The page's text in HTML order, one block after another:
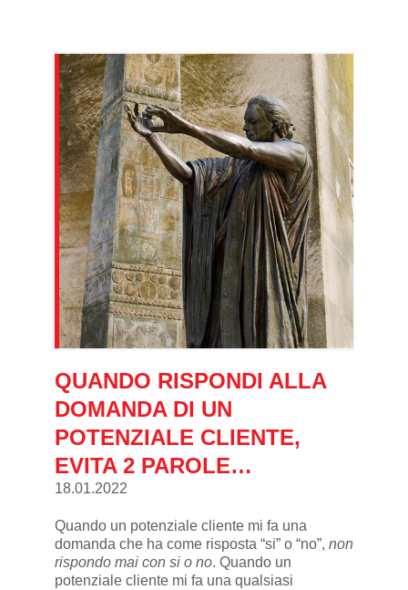
QUANDO RISPONDI ALLA
DOMANDA DI UN
POTENZIALE CLIENTE,
EVITA 2 PAROLE…
18.01.2022
Quando un potenziale cliente mi fa una
domanda che ha come risposta “si” o “no”, non
rispondo mai con si o no. Quando un
potenziale cliente mi fa una qualsiasi